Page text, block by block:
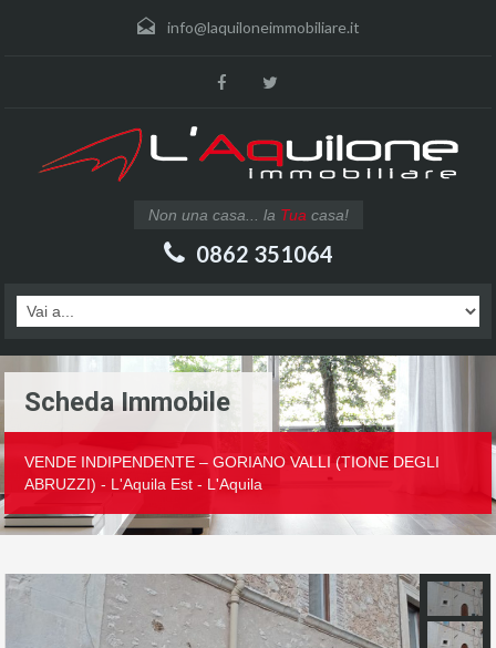
info@laquiloneimmobiliare.it
Non una casa... la Tua casa!
0862 351064
Scheda Immobile
VENDE INDIPENDENTE – GORIANO VALLI (TIONE DEGLI
ABRUZZI) - L'Aquila Est - L'Aquila